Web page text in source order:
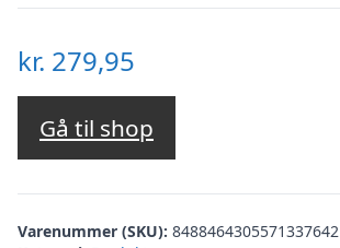
kr. 279,95
Gå til shop
Varenummer (SKU): 8488464305571337642